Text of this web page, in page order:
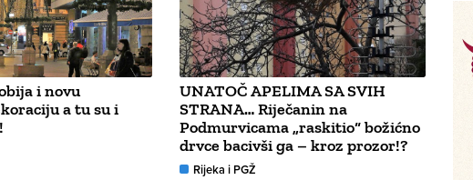
i novu
a tu su i
UNATOČ APELIMA SA SVIH
STRANA… Riječanin na
Podmurvicama „raskitio“ božićno
drvce bacivši ga – kroz prozor!?
Rijeka i PGŽ